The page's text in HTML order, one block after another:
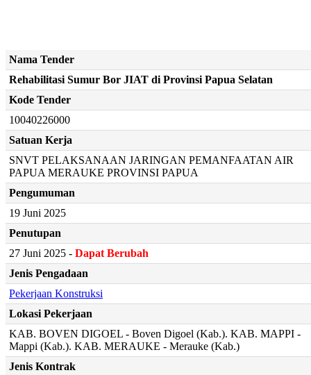
Nama Tender
Rehabilitasi Sumur Bor JIAT di Provinsi Papua Selatan
Kode Tender
10040226000
Satuan Kerja
SNVT PELAKSANAAN JARINGAN PEMANFAATAN AIR
PAPUA MERAUKE PROVINSI PAPUA
Pengumuman
19 Juni 2025
Penutupan
27 Juni 2025 - Dapat Berubah
Jenis Pengadaan
Pekerjaan Konstruksi
Lokasi Pekerjaan
KAB. BOVEN DIGOEL - Boven Digoel (Kab.). KAB. MAPPI -
Mappi (Kab.). KAB. MERAUKE - Merauke (Kab.)
Jenis Kontrak